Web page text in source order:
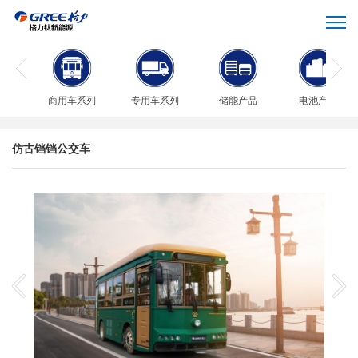
商用车系列 专用车系列 储能产品 电池产品
仿古铛铛公交车